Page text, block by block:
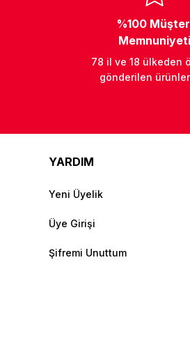
%100
Memnuniyeti
78 il ve 18 ülkeden
gönderilen
YARDIM
Yeni Üyelik
Üye Girişi
Şifremi Unuttum